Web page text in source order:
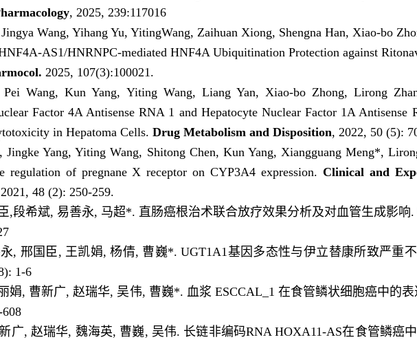
, 2025, 239:117016
Wang, Yihang Yu, YitingWang, Zaihuan Xiong, Shengna Han, Xiao-bo
AS1/HNRNPC-mediated HNF4A Ubiquitination Protection against
2025, 107(3):100021.
Wang, Kun Yang, Yiting Wang, Liang Yan, Xiao-bo Zhong, Lirong
Factor 4A Antisense RNA 1 and Hepatocyte Nuclear Factor 1A Antisense
in Hepatoma Cells. Drug Metabolism and Disposition, 2022, 50 (5):
, Jingke Yang, Yiting Wang, Shitong Chen, Kun Yang, Xiangguang Meng*,
regulation of pregnane X receptor on CYP3A4 expression.Clinical and
48 (2): 250-259.
,段希斌, 易善永, 马超*. 直肠癌根治术联合放疗效果分析及对血管生成影响
, 邢国臣, 王凯娟, 杨倩, 曹巍*. UGT1A1基因多态性与伊立替康所致严重
1-6
娟, 曹新广, 赵瑞华, 吴伟, 曹巍*. 血浆 ESCCAL_1 在食管鳞状细胞癌中的
广, 赵瑞华, 魏海英, 曹巍, 吴伟. 长链非编码RNA HOXA11-AS在食管鳞癌